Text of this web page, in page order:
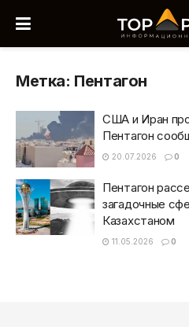
Метка: Пентагон
США и Иран
Пентагон
20.07.2026 0
Пентагон
загадочные
Казахстаном
11.05.2026 0